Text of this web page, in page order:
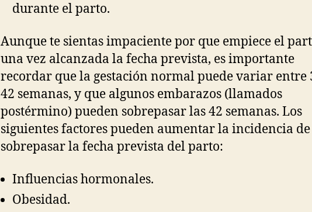
durante el parto.
Aunque te sientas impaciente por que empiece el
una vez alcanzada la fecha prevista, es importante
recordar que la gestación normal puede variar entre
42 semanas, y que algunos embarazos (llamados
postérmino) pueden sobrepasar las 42 semanas. Los
siguientes factores pueden aumentar la incidencia de
sobrepasar la fecha prevista del parto:
Influencias hormonales.
Obesidad.